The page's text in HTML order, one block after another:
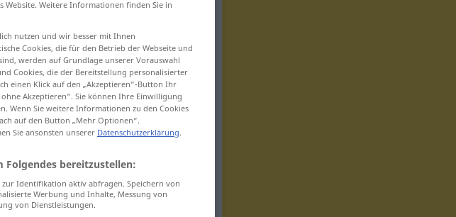
Website. Weitere Informationen finden Sie in
nutzen und wir besser mit Ihnen
Cookies, die für den Betrieb der Webseite und
werden auf Grundlage unserer Vorauswahl
Cookies, die der Bereitstellung personalisierter
einen Klick auf den „Akzeptieren“-Button Ihr
Akzeptieren“. Sie können Ihre Einwilligung
Wenn Sie weitere Informationen zu den Cookies
auf den Button „Mehr Optionen“.
Sie ansonsten unserer Datenschutzerklärung.
Folgendes bereitzustellen:
Identifikation aktiv abfragen. Speichern von
Werbung und Inhalte, Messung von
von Dienstleistungen.